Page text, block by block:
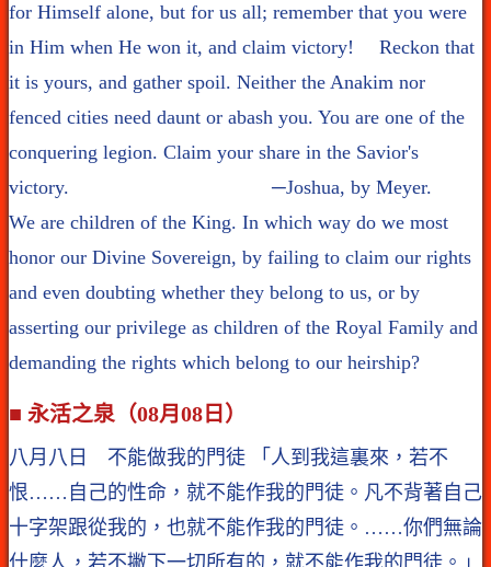
for Himself alone, but for us all; remember that you were
in Him when He won it, and claim victory! Reckon that
it is yours, and gather spoil. Neither the Anakim nor
fenced cities need daunt or abash you. You are one of the
conquering legion. Claim your share in the Savior's
victory. ─Joshua, by Meyer.
We are children of the King. In which way do we most
honor our Divine Sovereign, by failing to claim our rights
and even doubting whether they belong to us, or by
asserting our privilege as children of the Royal Family and
demanding the rights which belong to our heirship?
■ 永活之泉（08月08日）
八月八日 不能做我的門徒 「人到我這裏來，若不
恨……自己的性命，就不能作我的門徒。凡不背著自己
十字架跟從我的，也就不能作我的門徒。……你們無論